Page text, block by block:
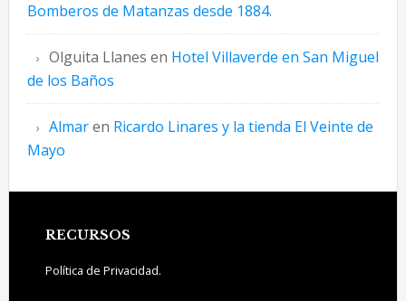
Bomberos de Matanzas desde 1884.
Olguita Llanes en Hotel Villaverde en San Miguel
de los Baños
Almaren Ricardo Linares y la tienda El Veinte de
Mayo
Footer
RECURSOS
Política de Privacidad.